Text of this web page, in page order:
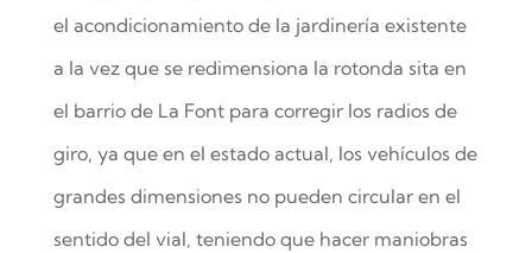
el acondicionamiento de la jardinería existente
a la vez que se redimensiona la rotonda sita en
el barrio de La Font para corregir los radios de
giro, ya que en el estado actual, los vehículos de
grandes dimensiones no pueden circular en el
sentido del vial, teniendo que hacer maniobras